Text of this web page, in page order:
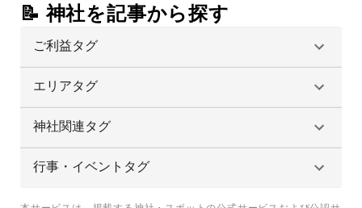
📝 神社を記事から探す
ご利益タグ
エリアタグ
神社関連タグ
行事・イベントタグ